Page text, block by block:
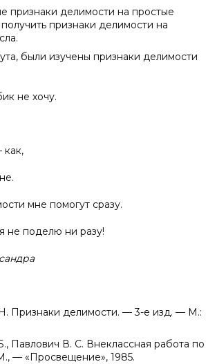
признаки делимости на простые
признаки делимости на
были изучены признаки делимости
не хочу.
как,
мне помогут сразу.
не поделю ни разу!
Признаки делимости. — 3-е изд. — М.:
Павлович В. С. Внеклассная работа по
— «Просвещение», 1985.